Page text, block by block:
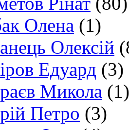
Олена (1)
Олексій
Едуард (3)
Микола (1)
Петро (3)